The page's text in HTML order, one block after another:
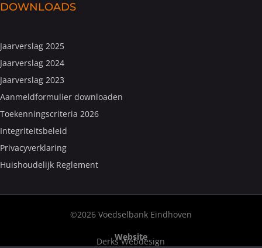
DOWNLOADS
Jaarverslag 2025
Jaarverslag 2024
Jaarverslag 2023
Aanmeldformulier downloaden
Toekenningscriteria 2026
Integriteitsbeleid
Privacyverklaring
Huishoudelijk Reglement
©2026 Voedselbank Eindhoven
Website
Derks Webdesign